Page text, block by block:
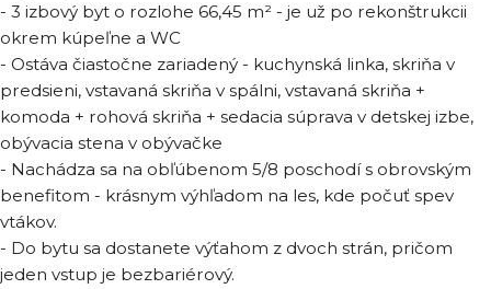
- 3 izbový byt o rozlohe 66,45 m² - je už po rekonštrukcii
okrem kúpeľne a WC
- Ostáva čiastočne zariadený - kuchynská linka, skriňa v
predsieni, vstavaná skriňa v spálni, vstavaná skriňa +
komoda + rohová skriňa + sedacia súprava v detskej izbe,
obývacia stena v obývačke
- Nachádza sa na obľúbenom 5/8 poschodí s obrovským
benefitom - krásnym výhľadom na les, kde počuť spev
vtákov.
- Do bytu sa dostanete výťahom z dvoch strán, pričom
jeden vstup je bezbariérový.